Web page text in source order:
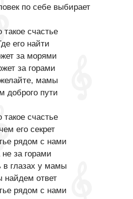
по себе выбирает
такое счастье
его найти
за морями
за горами
мамы
доброго пути
такое счастье
его секрет
рядом с нами
за горами
глазах у мамы
найдем ответ
рядом с нами